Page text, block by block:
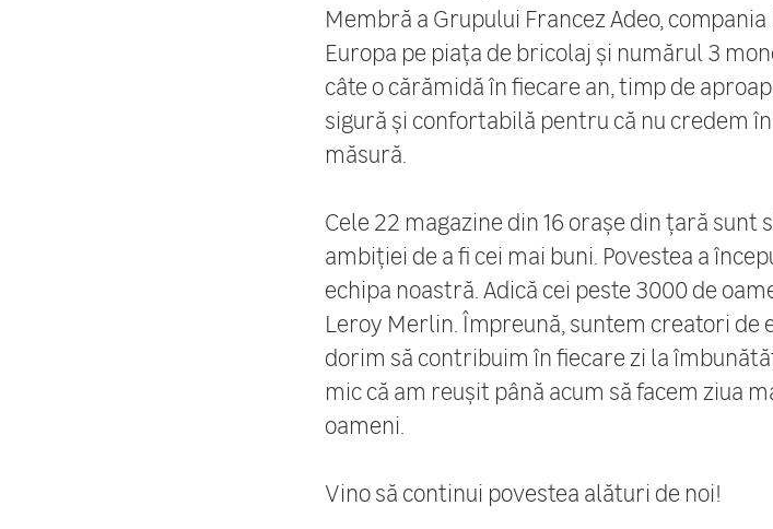
Membră a Grupului Francez Adeo,
Europa pe piața de bricolaj și numărul 3
câte o cărămidă în fiecare an, timp de
sigură și confortabilă pentru că nu credem
măsură.
Cele 22 magazine din 16 orașe din țară
ambiției de a fi cei mai buni. Povestea a
echipa noastră. Adică cei peste 3000 de
Leroy Merlin. Împreună, suntem creatori de
dorim să contribuim în fiecare zi la
mic că am reușit până acum să facem ziua
oameni.
Vino să continui povestea alături de noi!